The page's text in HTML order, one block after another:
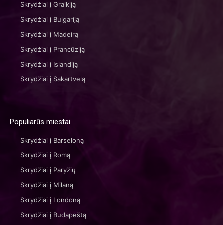
Skrydžiai į Graikiją
Skrydžiai į Bulgariją
Skrydžiai į Madeirą
Skrydžiai į Prancūziją
Skrydžiai į Islandiją
Skrydžiai į Sakartvelą
Populiarūs miestai
Skrydžiai į Barseloną
Skrydžiai į Romą
Skrydžiai į Paryžių
Skrydžiai į Milaną
Skrydžiai į Londoną
Skrydžiai į Budapeštą